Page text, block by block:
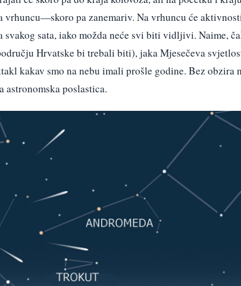
pa zanemariv. Na vrhuncu će
sata, iako možda neće svi biti vidljivi. Naime,
Hrvatske bi trebali biti), jaka Mjesečeva
kakav smo na nebu imali prošle godine. Bez obzira
astronomska poslastica.